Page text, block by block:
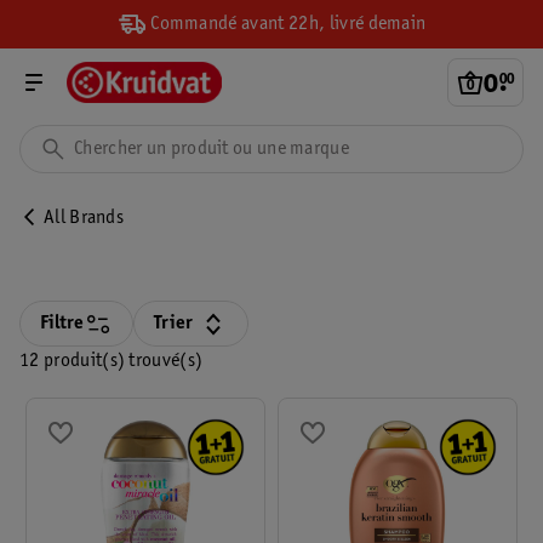
Commandé avant 22h, livré demain
0.
00
All Brands
12 produit(s) trouvé(s)
Filtre Trier